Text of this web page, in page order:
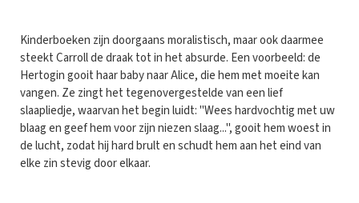
Kinderboeken zijn doorgaans moralistisch, maar ook daarmee
steekt Carroll de draak tot in het absurde. Een voorbeeld: de
Hertogin gooit haar baby naar Alice, die hem met moeite kan
vangen. Ze zingt het tegenovergestelde van een lief
slaapliedje, waarvan het begin luidt: "Wees hardvochtig met uw
blaag en geef hem voor zijn niezen slaag...", gooit hem woest in
de lucht, zodat hij hard brult en schudt hem aan het eind van
elke zin stevig door elkaar.